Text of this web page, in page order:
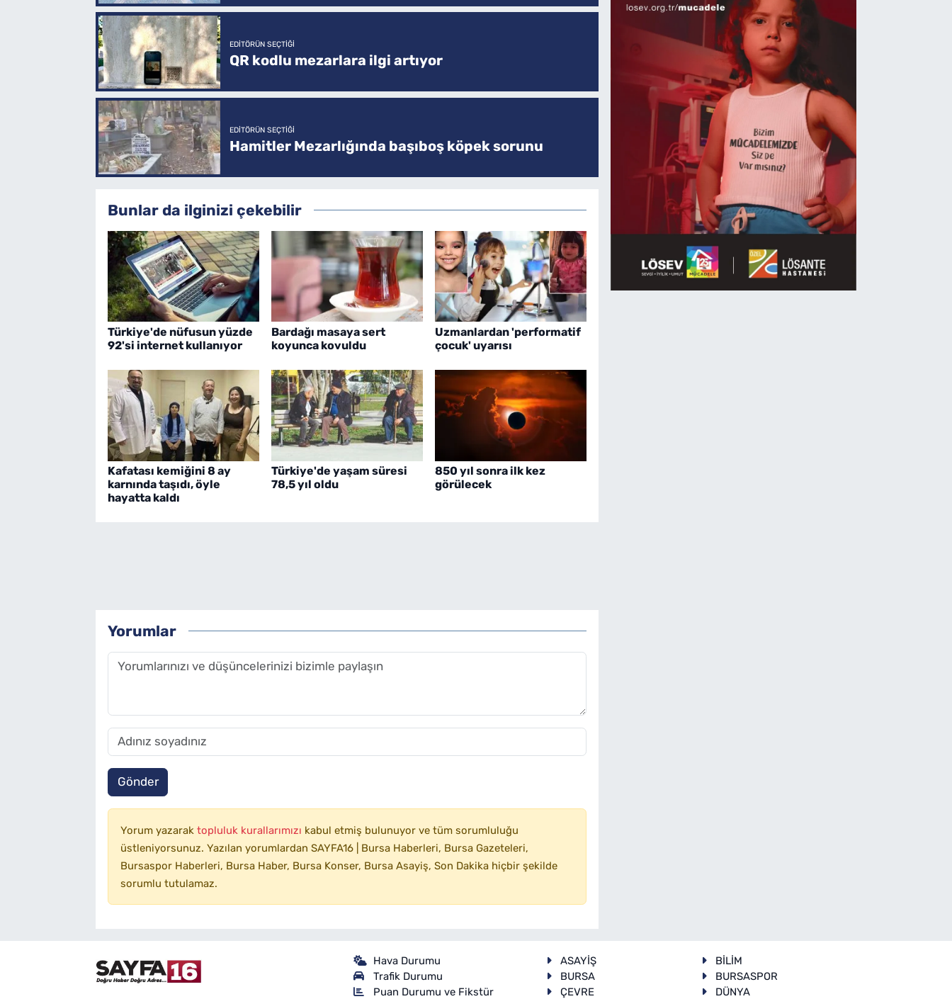
EDITÖRÜN SEÇTIĞI
QR kodlu mezarlara ilgi artıyor
EDITÖRÜN SEÇTIĞI
Hamitler Mezarlığında başıboş köpek sorunu
Bunlar da ilginizi çekebilir
Türkiye'de nüfusun yüzde
92'si internet kullanıyor
Bardağı masaya sert
koyunca kovuldu
Uzmanlardan 'performatif
çocuk' uyarısı
Kafatası kemiğini 8 ay
karnında taşıdı, öyle
hayatta kaldı
Türkiye'de yaşam süresi
78,5 yıl oldu
850 yıl sonra ilk kez
görülecek
Yorumlar
Gönder
Yorum yazarak topluluk kurallarımızı kabul etmiş bulunuyor ve tüm sorumluluğu
üstleniyorsunuz. Yazılan yorumlardan SAYFA16 | Bursa Haberleri, Bursa Gazeteleri,
Bursaspor Haberleri, Bursa Haber, Bursa Konser, Bursa Asayiş, Son Dakika hiçbir şekilde
sorumlu tutulamaz.
Hava Durumu
Trafik Durumu
Puan Durumu ve Fikstür
ASAYİŞ
BİLİM
BURSA
BURSASPOR
ÇEVRE
DÜNYA